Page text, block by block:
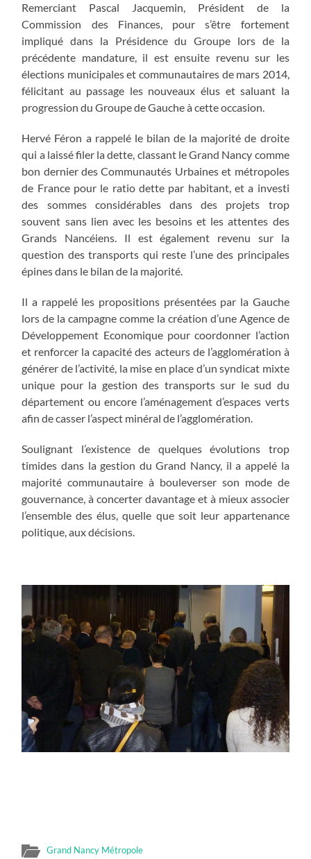
Remerciant Pascal Jacquemin, Président de la
Commission des Finances, pour s’être fortement
impliqué dans la Présidence du Groupe lors de la
précédente mandature, il est ensuite revenu sur les
élections municipales et communautaires de mars 2014,
félicitant au passage les nouveaux élus et saluant la
progression du Groupe de Gauche à cette occasion.
Hervé Féron a rappelé le bilan de la majorité de droite
qui a laissé filer la dette, classant le Grand Nancy comme
bon dernier des Communautés Urbaines et métropoles
de France pour le ratio dette par habitant, et a investi
des sommes considérables dans des projets trop
souvent sans lien avec les besoins et les attentes des
Grands Nancéiens. Il est également revenu sur la
question des transports qui reste l’une des principales
épines dans le bilan de la majorité.
Il a rappelé les propositions présentées par la Gauche
lors de la campagne comme la création d’une Agence de
Développement Economique pour coordonner l’action
et renforcer la capacité des acteurs de l’agglomération à
générer de l’activité, la mise en place d’un syndicat mixte
unique pour la gestion des transports sur le sud du
département ou encore l’aménagement d’espaces verts
afin de casser l’aspect minéral de l’agglomération.
Soulignant l’existence de quelques évolutions trop
timides dans la gestion du Grand Nancy, il a appelé la
majorité communautaire à bouleverser son mode de
gouvernance, à concerter davantage et à mieux associer
l’ensemble des élus, quelle que soit leur appartenance
politique, aux décisions.
Grand Nancy Métropole